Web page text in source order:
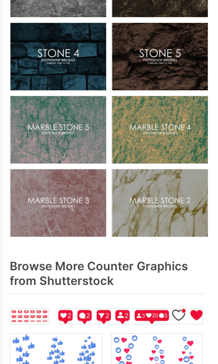
Browse More Counter Graphics
from Shutterstock